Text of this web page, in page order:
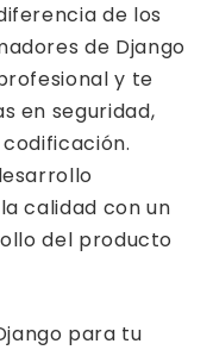
de los
de Django
y te
en seguridad,
calidad con un
del producto
para tu